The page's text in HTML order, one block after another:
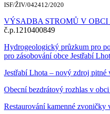
ISF/ŽIV/042412/2020
VÝSADBA STROMŮ V OBCI
č.p.1210400849
Hydrogeologický průzkum pro
pro zásobování obce Jestřabí
Jestřabí Lhota – nový zdroj pitné
Obecní bezdrátový rozhlas v
Restaurování kamenné zvoničky